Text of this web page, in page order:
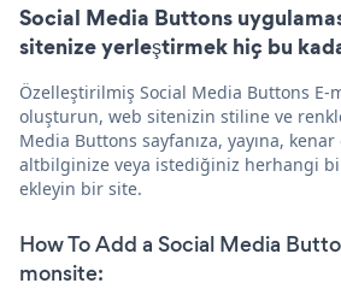
Social Media Buttons
sitenize yerleştirmek hiç bu
Özelleştirilmiş Social Media Buttons E-
oluşturun, web sitenizin stiline ve
Media Buttons sayfanıza, yayına,
altbilginize veya istediğiniz herhangi
ekleyin bir site.
How To Add a Social Media
monsite: